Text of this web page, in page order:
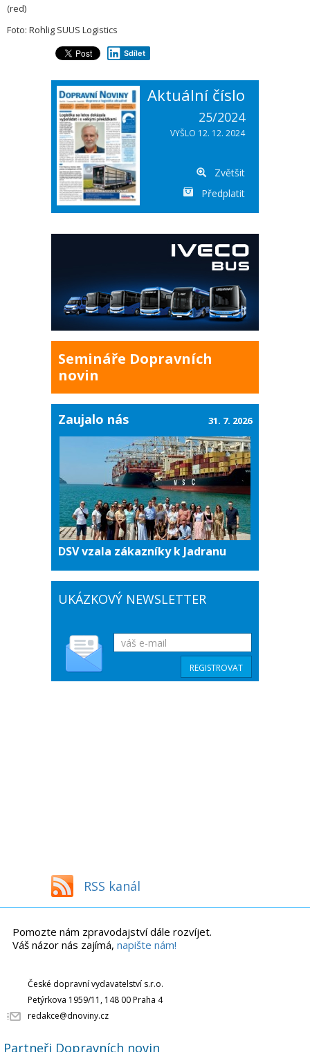
(red)
Foto: Rohlig SUUS Logistics
Sdílet
Aktuální číslo
25/2024
VYŠLO 12. 12. 2024
Zvětšit
Předplatit
Semináře Dopravních
novin
Zaujalo nás
DSV vzala zákazníky k Jadranu
31. 7. 2026
UKÁZKOVÝ NEWSLETTER
RSS kanál
Pomozte nám zpravodajství dále rozvíjet.
Váš názor nás zajímá, napište nám!
České dopravní vydavatelství s.r.o.
Petýrkova 1959/11, 148 00 Praha 4
redakce@dnoviny.cz
Partneři Dopravních novin